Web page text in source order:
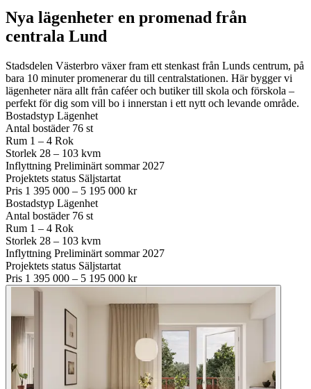
Nya lägenheter en promenad från
centrala Lund
Stadsdelen Västerbro växer fram ett stenkast från Lunds centrum, på
bara 10 minuter promenerar du till centralstationen. Här bygger vi
lägenheter nära allt från caféer och butiker till skola och förskola –
perfekt för dig som vill bo i innerstan i ett nytt och levande område.
Bostadstyp Lägenhet
Antal bostäder 76 st
Rum 1 – 4 Rok
Storlek 28 – 103 kvm
Inflyttning Preliminärt sommar 2027
Projektets status Säljstartat
Pris 1 395 000 – 5 195 000 kr
Bostadstyp Lägenhet
Antal bostäder 76 st
Rum 1 – 4 Rok
Storlek 28 – 103 kvm
Inflyttning Preliminärt sommar 2027
Projektets status Säljstartat
Pris 1 395 000 – 5 195 000 kr